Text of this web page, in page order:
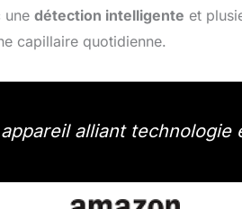
une détection intelligente et
capillaire quotidienne.
alliant technologie